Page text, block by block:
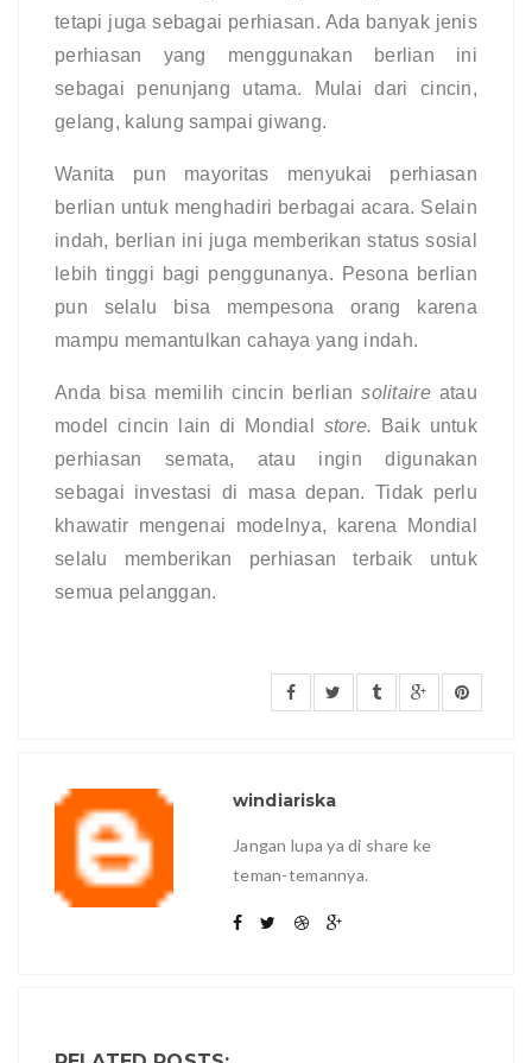
tetapi juga sebagai perhiasan. Ada banyak jenis
perhiasan yang menggunakan berlian ini
sebagai penunjang utama. Mulai dari cincin,
gelang, kalung sampai giwang.
Wanita pun mayoritas menyukai perhiasan
berlian untuk menghadiri berbagai acara. Selain
indah, berlian ini juga memberikan status sosial
lebih tinggi bagi penggunanya. Pesona berlian
pun selalu bisa mempesona orang karena
mampu memantulkan cahaya yang indah.
Anda bisa memilih cincin berlian solitaire atau
model cincin lain di Mondial store.
Baik untuk
perhiasan semata, atau ingin digunakan
sebagai investasi di masa depan. Tidak perlu
khawatir mengenai modelnya, karena Mondial
selalu memberikan perhiasan terbaik untuk
semua pelanggan.
windiariska
Jangan lupa ya di share ke
teman-temannya.